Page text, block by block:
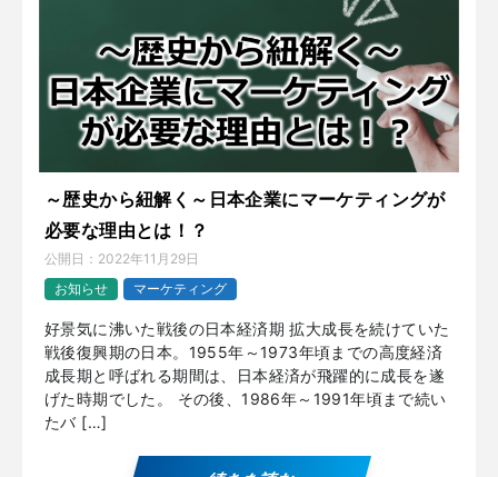
～歴史から紐解く～日本企業にマーケティングが
必要な理由とは！？
公開日： 2022年11月29日
お知らせ
マーケティング
好景気に沸いた戦後の日本経済期 拡大成長を続けていた
戦後復興期の日本。1955年～1973年頃までの高度経済
成長期と呼ばれる期間は、日本経済が飛躍的に成長を遂
げた時期でした。 その後、1986年～1991年頃まで続い
たバ […]